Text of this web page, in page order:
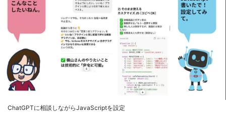
ChatGPTに相談しながらJavaScriptを設定